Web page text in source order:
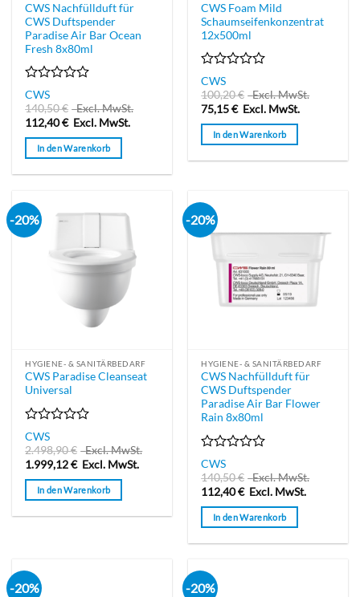
CWS Nachfüllduft für
CWS Duftspender
Paradise Air Bar Ocean
Fresh 8x80ml
Bewertet
mit
0
von
5
CWS
140,50€
Excl. MwSt.
112,40€ Excl. MwSt.
In den Warenkorb
CWS Foam Mild
Schaumseifenkonzentrat
12x500ml
Bewertet
mit
0
von
5
CWS
100,20€
Excl. MwSt.
75,15€ Excl. MwSt.
In den Warenkorb
-20%
HYGIENE- & SANITÄRBEDARF
CWS Paradise Cleanseat
Universal
Bewertet
mit
0
von
5
CWS
2.498,90€
Excl. MwSt.
1.999,12€ Excl. MwSt.
In den Warenkorb
-20%
HYGIENE- & SANITÄRBEDARF
CWS Nachfüllduft für
CWS Duftspender
Paradise Air Bar Flower
Rain 8x80ml
Bewertet
mit
0
von
5
CWS
140,50€
Excl. MwSt.
112,40€ Excl. MwSt.
In den Warenkorb
-20% -20%